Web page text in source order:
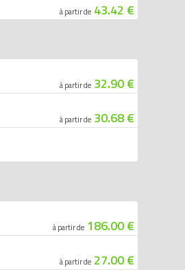
à partir de 43.42 €
à partir de 32.90 €
à partir de 30.68 €
à partir de 186.00 €
à partir de 27.00 €